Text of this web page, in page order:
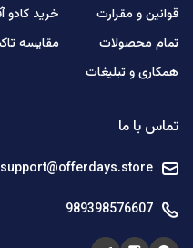
قوانین و مقرارت
تمام محصولات
همکاری و تبلیغات
خرید کادو
مقایسه
تماس با ما
support@offerdays.store
989398576607